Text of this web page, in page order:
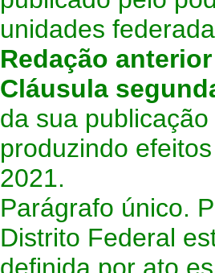
unidades
Redação
Cláusula
da sua
produzindo
2021.
Parágrafo único.
Distrito Federal